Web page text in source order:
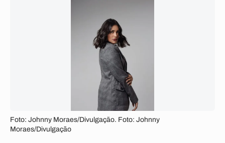
Foto: Johnny Moraes/Divulgação. Foto: Johnny
Moraes/Divulgação